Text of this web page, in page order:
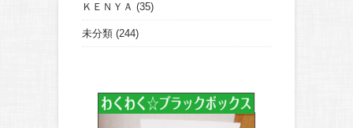
ＫＥＮＹＡ (35)
未分類 (244)